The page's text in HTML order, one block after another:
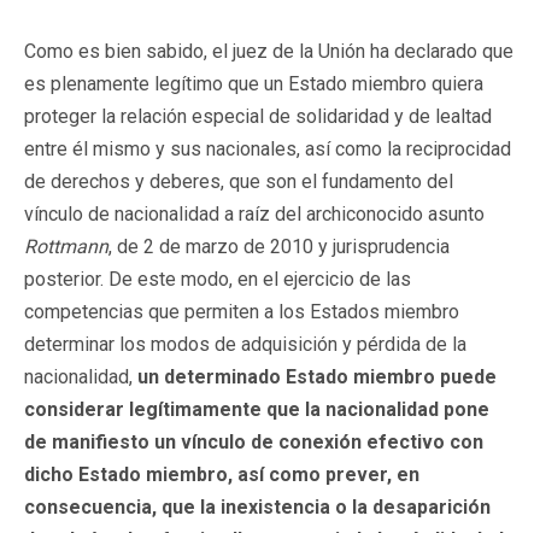
Como es bien sabido, el juez de la Unión ha declarado que
es plenamente legítimo que un Estado miembro quiera
proteger la relación especial de solidaridad y de lealtad
entre él mismo y sus nacionales, así como la reciprocidad
de derechos y deberes, que son el fundamento del
vínculo de nacionalidad a raíz del archiconocido asunto
Rottmann, de 2 de marzo de 2010 y jurisprudencia
posterior. De este modo, en el ejercicio de las
competencias que permiten a los Estados miembro
determinar los modos de adquisición y pérdida de la
nacionalidad, un determinado Estado miembro puede
considerar legítimamente que la nacionalidad pone
de manifiesto un vínculo de conexión efectivo con
dicho Estado miembro, así como prever, en
consecuencia, que la inexistencia o la desaparición